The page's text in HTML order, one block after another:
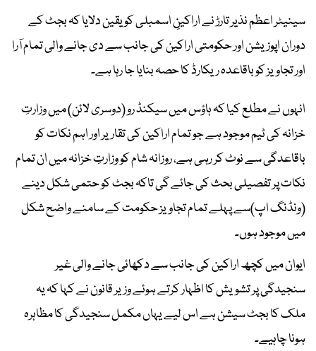
سینیٹر اعظم نذیر تارڑ نے اراکینِ اسمبلی کو یقین دلایا کہ بجٹ کے
دوران اپوزیشن اور حکومتی اراکین کی جانب سے دی جانے والی تمام آرا
اور تجاویز کو باقاعدہ ریکارڈ کا حصہ بنایا جا رہا ہے۔
انہوں نے مطلع کیا کہ ہاؤس میں سیکنڈ رو (دوسری لائن) میں وزارتِ
خزانہ کی ٹیم موجود ہے جو تمام اراکین کی تقاریر اور اہم نکات کو
باقاعدگی سے نوٹ کر رہی ہے، روزانہ شام کو وزارتِ خزانہ میں ان تمام
نکات پر تفصیلی بحث کی جائے گی تاکہ بجٹ کو حتمی شکل دینے
(ونڈنگ اپ)سے پہلے تمام تجاویز حکومت کے سامنے واضح شکل
میں موجود ہوں۔
ایوان میں کچھ اراکین کی جانب سے دکھائی جانے والی غیر
سنجیدگی پر تشویش کا اظہار کرتے ہوئے وزیر قانون نے کہا کہ یہ
ملک کا بجٹ سیشن ہے اس لیے یہاں مکمل سنجیدگی کا مظاہرہ
ہونا چاہیے۔